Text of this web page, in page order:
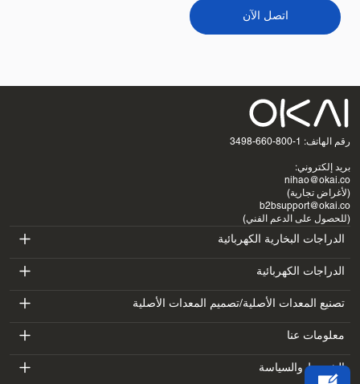
اتصل الآن
رقم الهاتف: 1-800-660-3498
بريد إلكتروني:
nihao@okai.co
(لأغراض تجارية)
b2bsupport@okai.co
(للحصول على الدعم الفني)
الدراجات البخارية الكهربائية
ES400A
ES410
ES600P
ES700
الدراجات الكهربائية
EB100B
EB300
EB100B V3
تصنيع المعدات الأصلية/تصميم المعدات الأصلية
SV3
معلومات عنا
مقدمة
الشروط والسياسة